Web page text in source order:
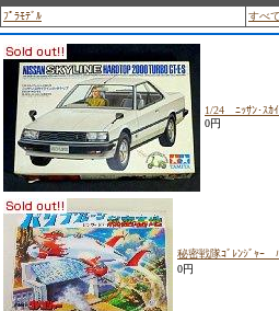
ﾌﾟﾗﾓﾃﾞﾙ すべ
1/24 ﾆｯｻﾝ･ｽｶｲ
0円
秘密戦隊ｺﾞﾚﾝｼﾞｬｰ
0円